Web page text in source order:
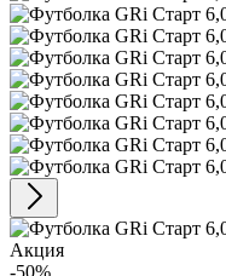
Акция
-50%